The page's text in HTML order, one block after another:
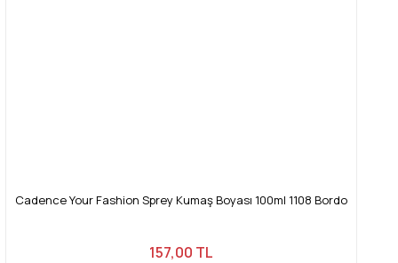
Cadence Your Fashion Sprey Kumaş Boyası 100ml 1108 Bordo
157,00 TL